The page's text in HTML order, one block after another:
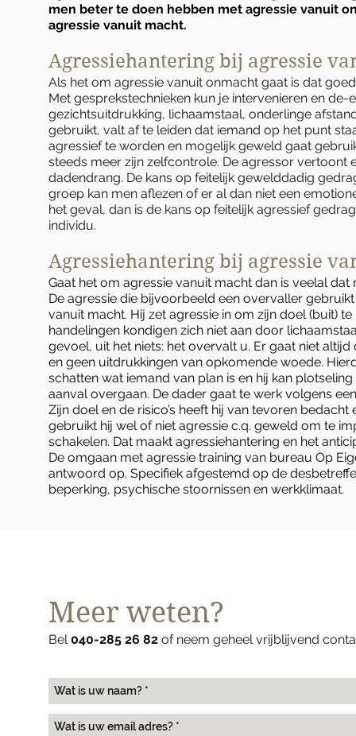
men beter te doen hebben met agressie vanuit
agressie vanuit macht.
Agressiehantering bij agressie
Als het om agressie vanuit onmacht gaat is dat
Met gesprekstechnieken kun je intervenieren en de-
gezichtsuitdrukking, lichaamstaal, onderlinge
gebruikt, valt af te leiden dat iemand op het punt
agressief te worden en mogelijk geweld gaat
steeds meer zijn zelfcontrole. De agressor vertoont
dadendrang. De kans op feitelijk gewelddadig
groep kan men aflezen of er al dan niet een
het geval, dan is de kans op feitelijk agressief
individu.
Agressiehantering bij agressie
Gaat het om agressie vanuit macht dan is veelal dat
De agressie die bijvoorbeeld een overvaller
vanuit macht. Hij zet agressie in om zijn doel (buit)
handelingen kondigen zich niet aan door
gevoel, uit het niets: het overvalt u. Er gaat niet
en geen uitdrukkingen van opkomende woede.
schatten wat iemand van plan is en hij kan
aanval overgaan. De dader gaat te werk volgens
Zijn doel en de risico’s heeft hij van tevoren bedacht
gebruikt hij wel of niet agressie c.q. geweld om te
schakelen. Dat maakt agressiehantering en het
De omgaan met agressie training van bureau Op
antwoord op. Specifiek afgestemd op de
beperking, psychische stoornissen en werkklimaat.
Meer weten?
Bel040-285 26 82 of neem geheel vrijblijvend